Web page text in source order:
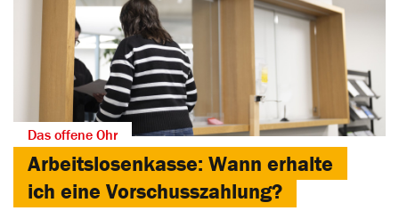
Das offene Ohr
Arbeitslosenkasse: Wann erhalte
ich eine Vorschusszahlung?